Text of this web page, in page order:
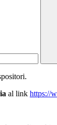
al link https://